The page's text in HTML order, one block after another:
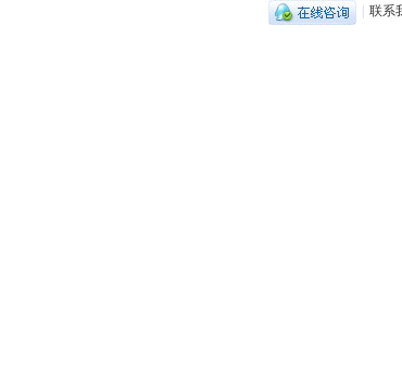
联系